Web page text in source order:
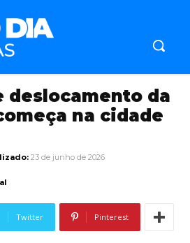
deslocamento da
na cidade
23 de junho de 2026
Twitter Pinterest